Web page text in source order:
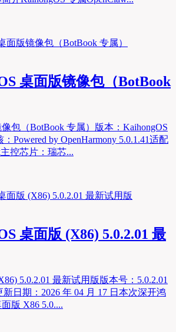
桌面版镜像包（BotBook
包（BotBook 专属）版本：KaihongOS
Powered by OpenHarmony 5.0.1.41适配
控芯片：瑞芯...
桌面版 (X86) 5.0.2.01 最
5.0.2.01 最新试用版版本号：5.0.2.01
日期：2026 年 04 月 17 日本次深开鸿
版 X86 5.0....